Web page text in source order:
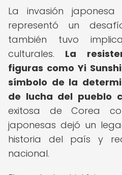
La invasión
representó un
también tuvo
culturales. La
figuras como Yi
símbolo de la
de lucha del pueblo
exitosa de Corea
japonesas dejó un
historia del país y
nacional.